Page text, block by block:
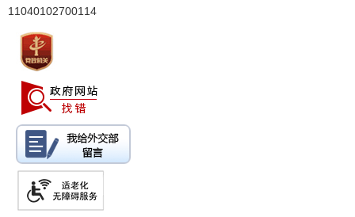
11040102700114